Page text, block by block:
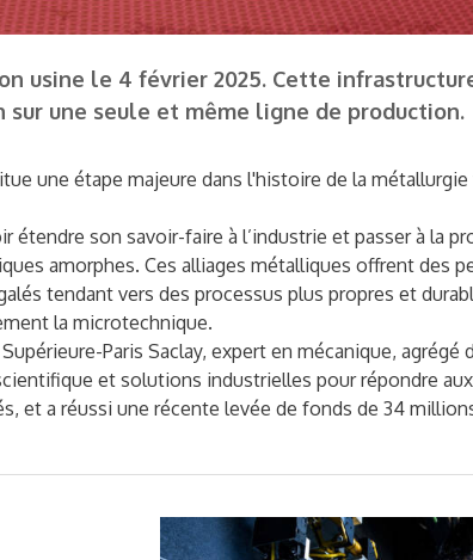
usine le 4 février 2025. Cette
sur une seule et même ligne de production.
une étape majeure dans l'histoire de la
son savoir-faire à l’industrie et passer à la
amorphes. Ces alliages métalliques offrent des
tendant vers des processus plus propres et
la microtechnique.
Paris Saclay, expert en mécanique, agrégé
et solutions industrielles pour répondre
et a réussi une récente levée de fonds de 34